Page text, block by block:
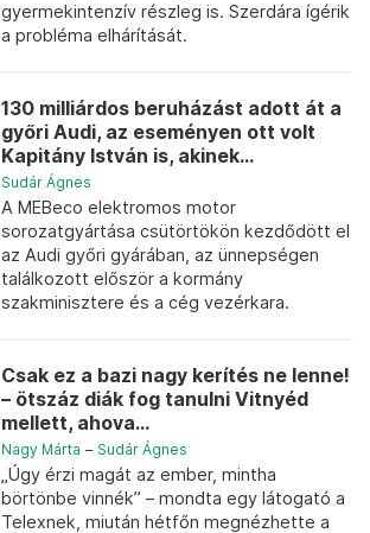
gyermekintenzív részleg is. Szerdára ígérik
a probléma elhárítását.
130 milliárdos beruházást adott át a
győri Audi, az eseményen ott volt
Kapitány István is, akinek...
Sudár Ágnes
A MEBeco elektromos motor
sorozatgyártása csütörtökön kezdődött el
az Audi győri gyárában, az ünnepségen
találkozott először a kormány
szakminisztere és a cég vezérkara.
Csak ez a bazi nagy kerítés ne lenne!
– ötszáz diák fog tanulni Vitnyéd
mellett, ahova...
Nagy Márta – Sudár Ágnes
„Úgy érzi magát az ember, mintha
börtönbe vinnék” – mondta egy látogató a
Telexnek, miután hétfőn megnézhette a